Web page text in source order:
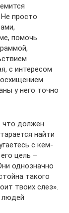
просто
помочь
с интересом
у него точно
что должен
найти
с кем-
цель –
однозначно
такого
твоих слез».
людей